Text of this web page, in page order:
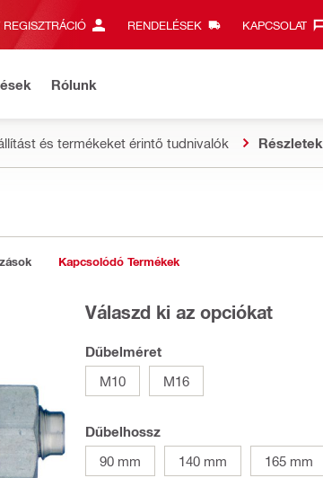
RENDELÉSEK KAPCSOLAT‎
Rólunk
és termékeket érintő tudnivalók Részletek
Kapcsolódó Termékek
Válaszd ki az opciókat
Dűbelméret
M10
M16
Dűbelhossz
90 mm
140 mm 165 mm